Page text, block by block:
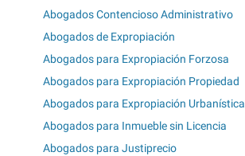
Abogados Contencioso Administrativo
Abogados de Expropiación
Abogados para Expropiación Forzosa
Abogados para Expropiación Propiedad
Abogados para Expropiación Urbanística
Abogados para Inmueble sin Licencia
Abogados para Justiprecio